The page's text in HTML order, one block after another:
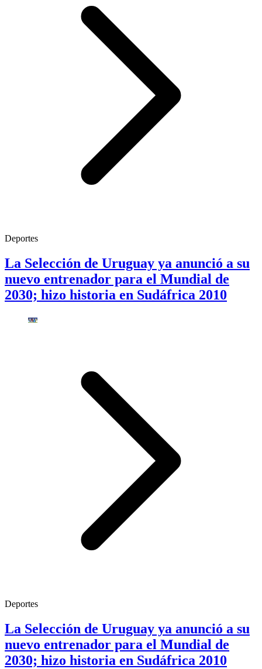
Deportes
La Selección de Uruguay ya anunció a su
nuevo entrenador para el Mundial de
2030; hizo historia en Sudáfrica 2010
Deportes
La Selección de Uruguay ya anunció a su
nuevo entrenador para el Mundial de
2030; hizo historia en Sudáfrica 2010